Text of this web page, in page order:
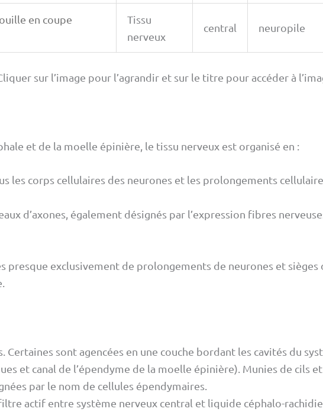
en coupe
Tissu
nerveux
central neuropile
sur l’image pour l’agrandir et sur le titre pour accéder à
et de la moelle épinière, le tissu nerveux est organisé en :
les corps cellulaires des neurones et les prolongements
d’axones, également désignés par l’expression fibres
presque exclusivement de prolongements de neurones et sièges
Certaines sont agencées en une couche bordant les cavités du
et canal de l’épendyme de la moelle épinière). Munies de cils
par le nom de cellules épendymaires.
actif entre système nerveux central et liquide céphalo-